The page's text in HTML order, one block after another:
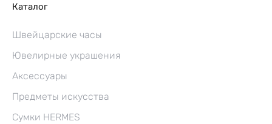
Каталог
Швейцарские часы
Ювелирные украшения
Аксессуары
Предметы искусства
Сумки HERMES